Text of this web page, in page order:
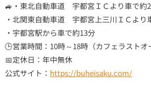
🚙・東北自動車道 宇都宮ＩＣより車で約
・北関東自動車道 宇都宮上三川ＩＣより
・宇都宮駅から車で約13分
🕒営業時間：10時～18時（カフェラストオ
📅定休日：年中無休
公式サイト： https://buheisaku.com/